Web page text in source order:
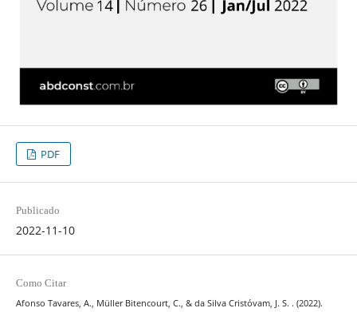
PDF
Publicado
2022-11-10
Como Citar
Afonso Tavares, A., Müller Bitencourt, C., & da Silva Cristóvam, J. S. . (2022).